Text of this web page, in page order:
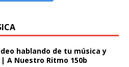
hablando de tu música y
A Nuestro Ritmo 150b